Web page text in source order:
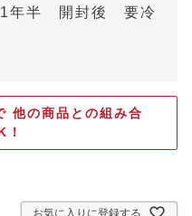
1年半 開封後 要冷
他の商品との組み合
！
お気に入りに登録する